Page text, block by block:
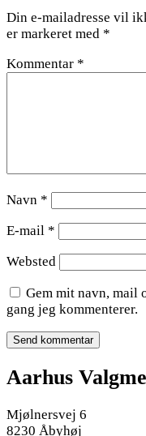
Din e-mailadresse vil
er markeret med *
Kommentar *
Navn *
E-mail *
Websted
Gem mit navn, mail
gang jeg kommenterer.
Aarhus
Mjølnersvej 6
8230 Åbyhøj